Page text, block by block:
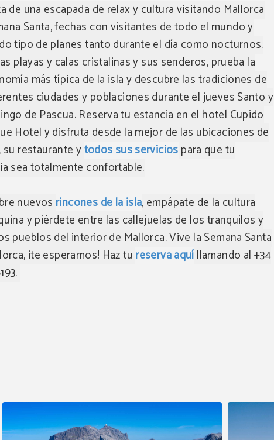
de una escapada de relax y cultura visitando Mallorca
Santa, fechas con visitantes de todo el mundo y
tipo de planes tanto durante el día como nocturnos.
playas y calas cristalinas y sus senderos, prueba la
más típica de la isla y descubre las tradiciones de
ciudades y poblaciones durante el jueves Santo y
de Pascua. Reserva tu estancia en el hotel Cupido
Hotel y disfruta desde la mejor de las ubicaciones de
su restaurante ytodos sus serviciospara que tu
sea totalmente confortable.
nuevos rincones de la isla, empápate de la cultura
y piérdete entre las callejuelas de los tranquilos y
pueblos del interior de Mallorca. Vive la Semana Santa
¡te esperamos! Haz tureserva aquíllamando al +34